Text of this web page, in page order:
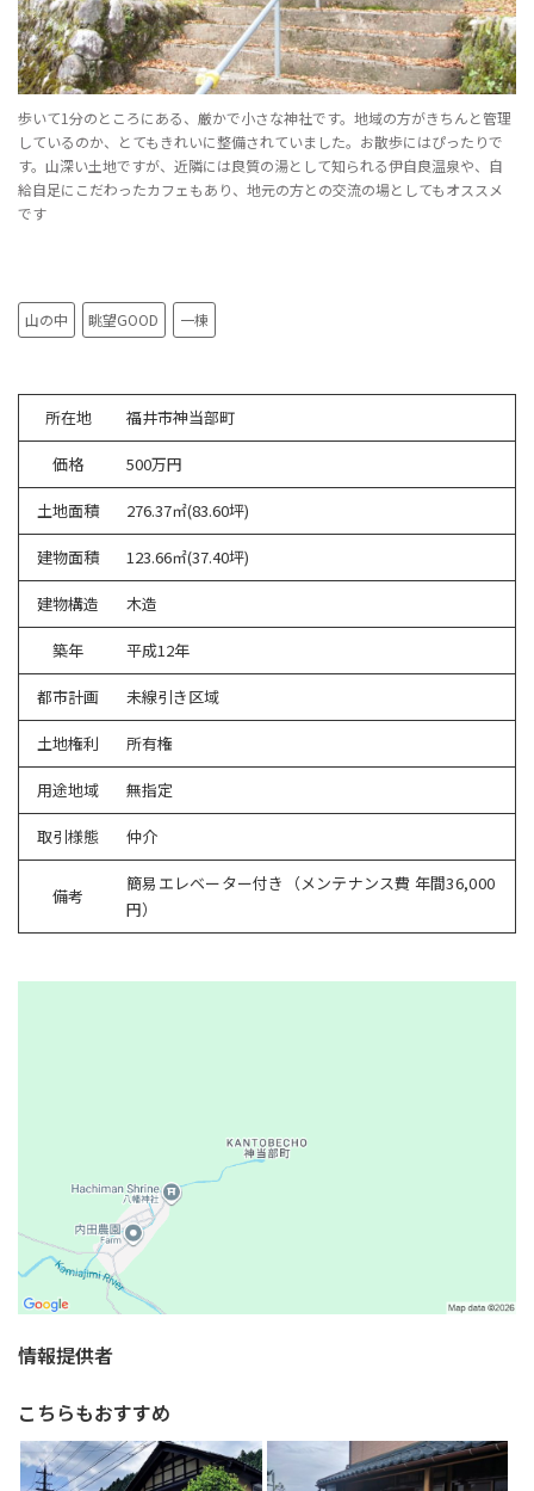
歩いて1分のところにある、厳かで小さな神社です。地域の方がきちんと管理
しているのか、とてもきれいに整備されていました。お散歩にはぴったりで
す。山深い土地ですが、近隣には良質の湯として知られる伊自良温泉や、自
給自足にこだわったカフェもあり、地元の方との交流の場としてもオススメ
です
山の中 眺望GOOD 一棟
所在地 福井市神当部町
価格 500万円
土地面積 276.37㎡(83.60坪)
建物面積 123.66㎡(37.40坪)
建物構造 木造
築年 平成12年
都市計画 未線引き区域
土地権利 所有権
用途地域 無指定
取引様態 仲介
備考
簡易エレベーター付き（メンテナンス費 年間36,000
円）
情報提供者
こちらもおすすめ